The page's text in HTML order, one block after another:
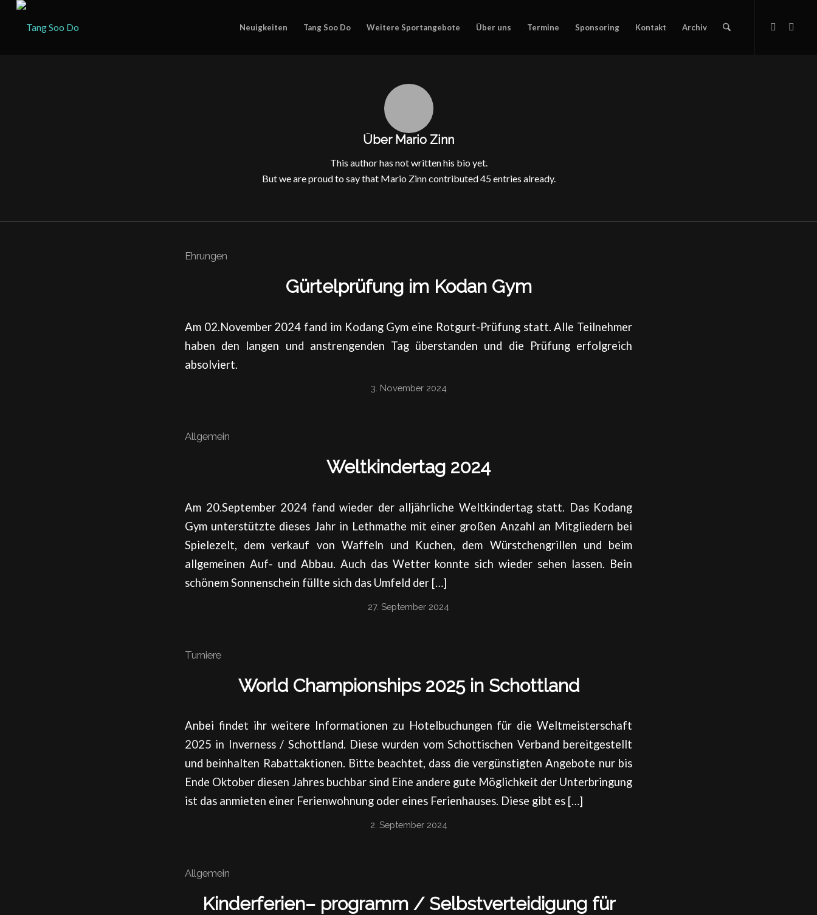
Neuigkeiten Tang Soo Do Weitere Sportangebote Über uns Termine Sponsoring Kontakt Archiv
Über Mario Zinn
This author has not written his bio yet.
But we are proud to say that Mario Zinncontributed 45 entries already.
Ehrungen
Gürtelprüfung im Kodan Gym
Am 02.November 2024 fand im Kodang Gym eine Rotgurt-Prüfung statt. Alle Teilnehmer
haben den langen und anstrengenden Tag überstanden und die Prüfung erfolgreich
absolviert.
3. November 2024
Allgemein
Weltkindertag 2024
Am 20.September 2024 fand wieder der alljährliche Weltkindertag statt. Das Kodang
Gym unterstützte dieses Jahr in Lethmathe mit einer großen Anzahl an Mitgliedern bei
Spielezelt, dem verkauf von Waffeln und Kuchen, dem Würstchengrillen und beim
allgemeinen Auf- und Abbau. Auch das Wetter konnte sich wieder sehen lassen. Bein
schönem Sonnenschein füllte sich das Umfeld der […]
27. September 2024
Turniere
World Championships 2025 in Schottland
Anbei findet ihr weitere Informationen zu Hotelbuchungen für die Weltmeisterschaft
2025 in Inverness / Schottland. Diese wurden vom Schottischen Verband bereitgestellt
und beinhalten Rabattaktionen. Bitte beachtet, dass die vergünstigten Angebote nur bis
Ende Oktober diesen Jahres buchbar sind Eine andere gute Möglichkeit der Unterbringung
ist das anmieten einer Ferienwohnung oder eines Ferienhauses. Diese gibt es […]
2. September 2024
Allgemein
Kinderferien– programm / Selbstverteidigung für